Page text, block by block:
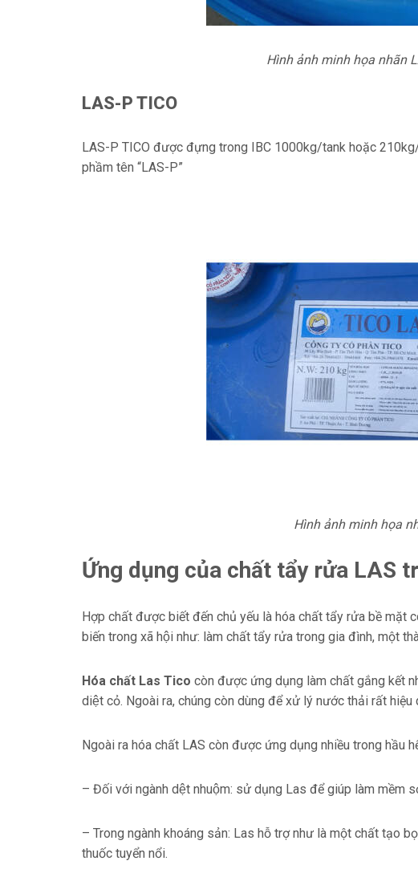
Hình ảnh minh họa nhãn
LAS-P TICO
LAS-P TICO được đựng trong IBC 1000kg/tank hoặc
phầm tên “LAS-P”
Hình ảnh minh họa
Ứng dụng của chất tẩy rửa LAS
Hợp chất được biết đến chủ yếu là hóa chất tẩy rửa bề mặt
biến trong xã hội như: làm chất tẩy rửa trong gia đình, một
Hóa chất Las Tico còn được ứng dụng làm chất gắng kết
diệt cỏ. Ngoài ra, chúng còn dùng để xử lý nước thải rất
Ngoài ra hóa chất LAS còn được ứng dụng nhiều trong hầu
– Đối với ngành dệt nhuộm: sử dụng Las để giúp làm mềm
– Trong ngành khoáng sản: Las hỗ trợ như là một chất tạo
thuốc tuyển nổi.